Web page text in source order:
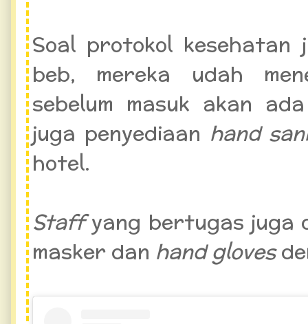
Soal protokol
beb, mereka udah
sebelum masuk akan
juga penyediaan hand
hotel.
Staffyang bertugas juga
masker dan hand gloves